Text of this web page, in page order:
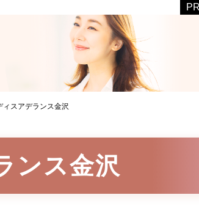
ィスアデランス金沢
ンス金沢